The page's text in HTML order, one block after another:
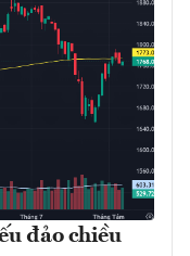
đảo chiều